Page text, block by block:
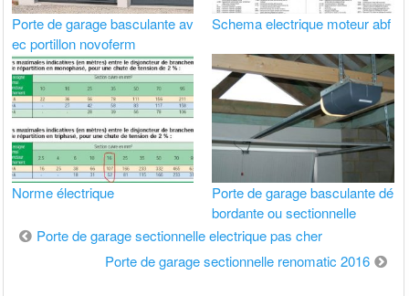
Porte de garage basculante av
ec portillon novoferm
Schema electrique moteur abf
Norme électrique
Porte de garage basculante dé
bordante ou sectionnelle
Navigation
Porte de garage sectionnelle electrique pas cher
Porte de garage sectionnelle renomatic 2016